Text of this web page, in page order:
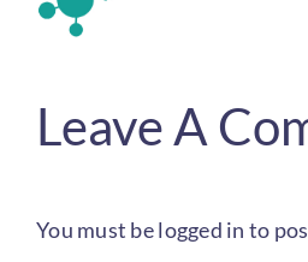
Leave A
You must belogged in to